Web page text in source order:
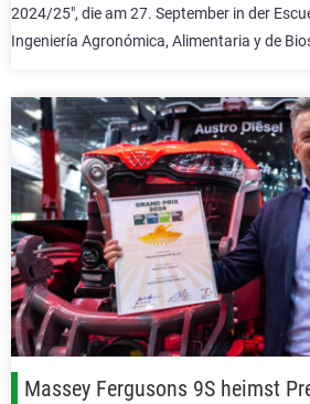
2024/25″, die am 27. September in der
Ingeniería Agronómica, Alimentaria y de
Massey Fergusons 9S heimst